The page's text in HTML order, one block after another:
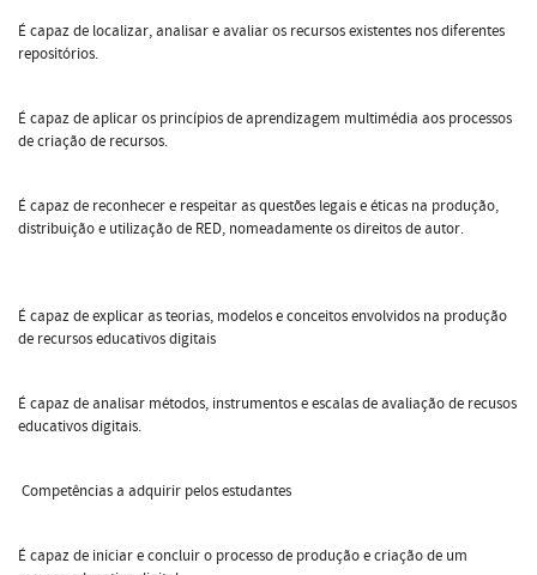
É capaz de localizar, analisar e avaliar os recursos existentes nos diferentes
repositórios.
É capaz de aplicar os princípios de aprendizagem multimédia aos processos
de criação de recursos.
É capaz de reconhecer e respeitar as questões legais e éticas na produção,
distribuição e utilização de RED, nomeadamente os direitos de autor.
É capaz de explicar as teorias, modelos e conceitos envolvidos na produção
de recursos educativos digitais
É capaz de analisar métodos, instrumentos e escalas de avaliação de recusos
educativos digitais.
Competências a adquirir pelos estudantes
É capaz de iniciar e concluir o processo de produção e criação de um